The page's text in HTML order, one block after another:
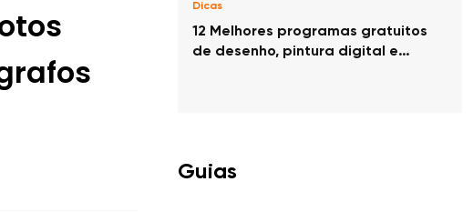
Dicas
12 Melhores programas gratuitos
de desenho, pintura digital e
Guias